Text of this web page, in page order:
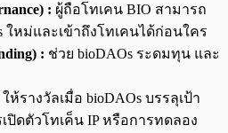
: ผู้ถือโทเคน BIO สามารถ
ใหม่และเข้าถึงโทเคนได้ก่อนใคร
: ช่วย bioDAOs ระดมทุน และ
ให้รางวัลเมื่อ bioDAOs บรรลุเป้า
ปิดตัวโทเค็น IP หรือการทดลอง